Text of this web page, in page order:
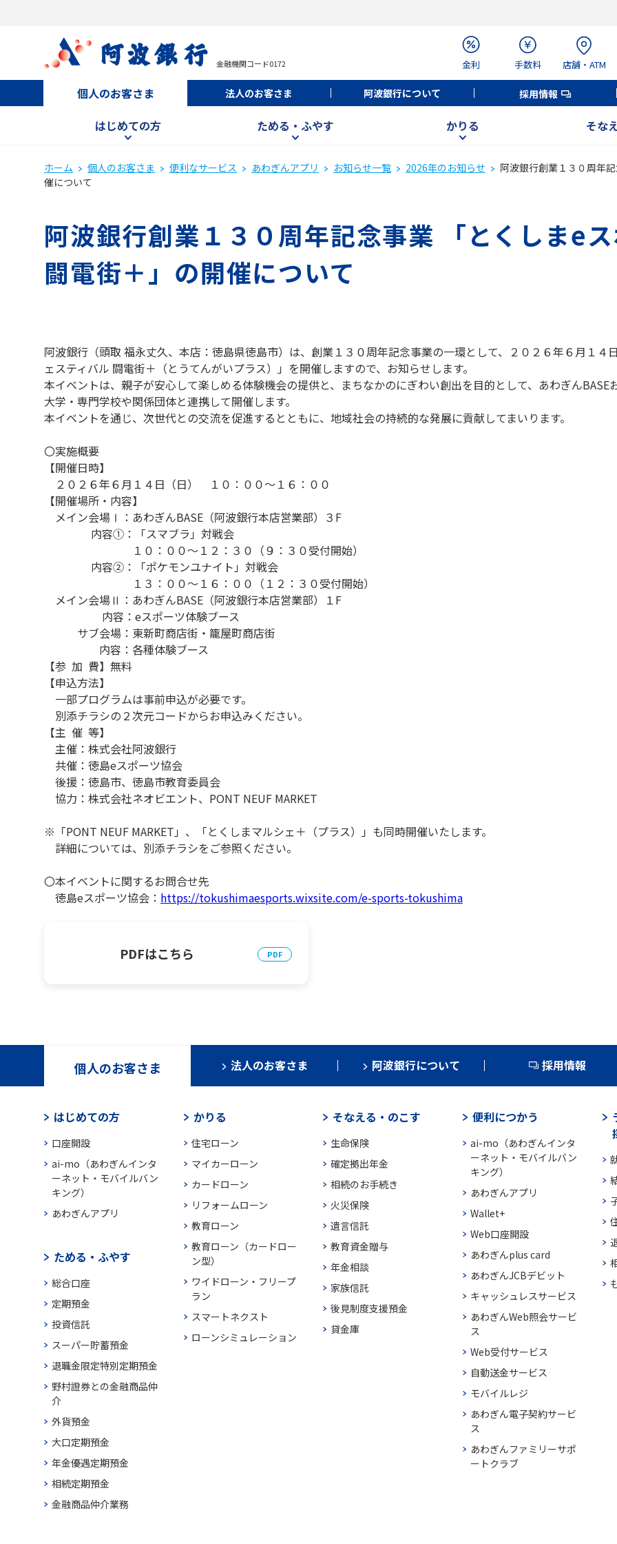
金融機関コード0172 金利 手数料 店舗・ATM
個人のお客さま 法人のお客さま 阿波銀行について 採用情報
はじめての方 ためる・ふやす かりる そな
ホーム 個人のお客さま 便利なサービス あわぎんアプリ お知らせ一覧 2026年のお知らせ
阿波銀行創業１３０周年
催について
阿波銀行創業１３０周年記念事業 「とくしまe
闘電街＋」の開催について
阿波銀行（頭取 福永丈久、本店：徳島県徳島市）は、創業１３０周年記念事業の一環として、２０２６年６月１
ェスティバル 闘電街＋（とうてんがいプラス）」を開催しますので、お知らせします。
本イベントは、親子が安心して楽しめる体験機会の提供と、まちなかのにぎわい創出を目的として、あわぎん
大学・専門学校や関係団体と連携して開催します。
本イベントを通じ、次世代との交流を促進するとともに、地域社会の持続的な発展に貢献してまいります。
〇実施概要
【開催日時】
２０２６年６月１４日（日） １０：００～１６：００
【開催場所・内容】
メイン会場Ⅰ：あわぎんBASE（阿波銀行本店営業部）３F
内容①：「スマブラ」対戦会
１０：００～１２：３０（９：３０受付開始）
内容②：「ポケモンユナイト」対戦会
１３：００～１６：００（１２：３０受付開始）
メイン会場Ⅱ：あわぎんBASE（阿波銀行本店営業部）１F
内容：eスポーツ体験ブース
サブ会場：東新町商店街・籠屋町商店街
内容：各種体験ブース
【参 加 費】無料
【申込方法】
一部プログラムは事前申込が必要です。
別添チラシの２次元コードからお申込みください。
【主 催 等】
主催：株式会社阿波銀行
共催：徳島eスポーツ協会
後援：徳島市、徳島市教育委員会
協力：株式会社ネオビエント、PONT NEUF MARKET
※「PONT NEUF MARKET」、「とくしまマルシェ＋（プラス）」も同時開催いたします。
詳細については、別添チラシをご参照ください。
〇本イベントに関するお問合せ先
徳島eスポーツ協会： https://tokushimaesports.wixsite.com/e-sports-tokushima
PDFはこちら
個人のお客さま 法人のお客さま 阿波銀行について 採用情報
はじめての方
口座開設
ai-mo（あわぎんインタ
ーネット・モバイルバン
キング）
あわぎんアプリ
ためる・ふやす
総合口座
定期預金
投資信託
スーパー貯蓄預金
退職金限定特別定期預金
野村證券との金融商品仲
介
外貨預金
大口定期預金
年金優遇定期預金
相続定期預金
金融商品仲介業務
かりる
住宅ローン
マイカーローン
カードローン
リフォームローン
教育ローン
教育ローン（カードロー
ン型）
ワイドローン・フリープ
ラン
スマートネクスト
ローンシミュレーション
そなえる・のこす
生命保険
確定拠出年金
相続のお手続き
火災保険
遺言信託
教育資金贈与
年金相談
家族信託
後見制度支援預金
貸金庫
便利につかう
ai-mo（あわぎんインタ
ーネット・モバイルバン
キング）
あわぎんアプリ
Wallet+
Web口座開設
あわぎんplus card
あわぎんJCBデビット
キャッシュレスサービス
あわぎんWeb照会サービ
ス
Web受付サービス
自動送金サービス
モバイルレジ
あわぎん電子契約サービ
ス
あわぎんファミリーサポ
ートクラブ